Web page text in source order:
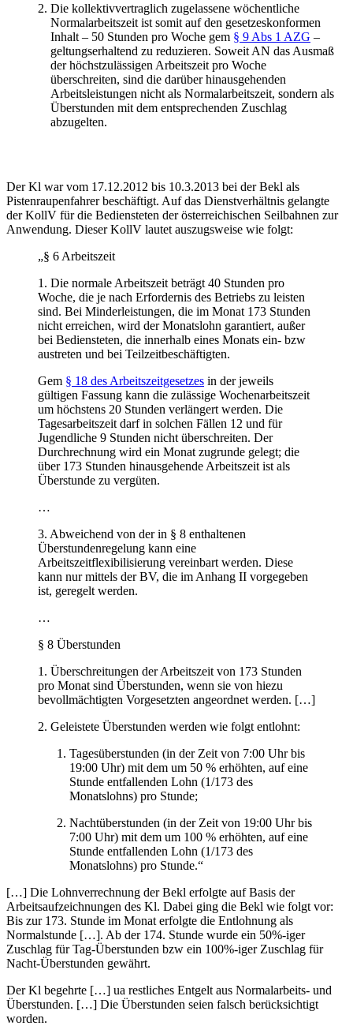
Die kollektivvertraglich zugelassene wöchentliche
Normalarbeitszeit ist somit auf den gesetzeskonformen
Inhalt – 50 Stunden pro Woche gem § 9 Abs 1 AZG –
geltungserhaltend zu reduzieren. Soweit AN das Ausmaß
der höchstzulässigen Arbeitszeit pro Woche
überschreiten, sind die darüber hinausgehenden
Arbeitsleistungen nicht als Normalarbeitszeit, sondern als
Überstunden mit dem entsprechenden Zuschlag
abzugelten.
Der Kl war vom 17.12.2012 bis 10.3.2013 bei der Bekl als
Pistenraupenfahrer beschäftigt. Auf das Dienstverhältnis gelangte
der KollV für die Bediensteten der österreichischen Seilbahnen zur
Anwendung. Dieser KollV lautet auszugsweise wie folgt:
„§ 6 Arbeitszeit
1. Die normale Arbeitszeit beträgt 40 Stunden pro
Woche, die je nach Erfordernis des Betriebs zu leisten
sind. Bei Minderleistungen, die im Monat 173 Stunden
nicht erreichen, wird der Monatslohn garantiert, außer
bei Bediensteten, die innerhalb eines Monats ein- bzw
austreten und bei Teilzeitbeschäftigten.
Gem § 18 des Arbeitszeitgesetzes in der jeweils
gültigen Fassung kann die zulässige Wochenarbeitszeit
um höchstens 20 Stunden verlängert werden. Die
Tagesarbeitszeit darf in solchen Fällen 12 und für
Jugendliche 9 Stunden nicht überschreiten. Der
Durchrechnung wird ein Monat zugrunde gelegt; die
über 173 Stunden hinausgehende Arbeitszeit ist als
Überstunde zu vergüten.
…
3. Abweichend von der in § 8 enthaltenen
Überstundenregelung kann eine
Arbeitszeitflexibilisierung vereinbart werden. Diese
kann nur mittels der BV, die im Anhang II vorgegeben
ist, geregelt werden.
…
§ 8 Überstunden
1. Überschreitungen der Arbeitszeit von 173 Stunden
pro Monat sind Überstunden, wenn sie von hiezu
bevollmächtigten Vorgesetzten angeordnet werden. […]
2. Geleistete Überstunden werden wie folgt entlohnt:
Tagesüberstunden (in der Zeit von 7:00 Uhr bis
19:00 Uhr) mit dem um 50 % erhöhten, auf eine
Stunde entfallenden Lohn (1/173 des
Monatslohns) pro Stunde;
Nachtüberstunden (in der Zeit von 19:00 Uhr bis
7:00 Uhr) mit dem um 100 % erhöhten, auf eine
Stunde entfallenden Lohn (1/173 des
Monatslohns) pro Stunde.“
[…] Die Lohnverrechnung der Bekl erfolgte auf Basis der
Arbeitsaufzeichnungen des Kl. Dabei ging die Bekl wie folgt vor:
Bis zur 173. Stunde im Monat erfolgte die Entlohnung als
Normalstunde […]. Ab der 174. Stunde wurde ein 50%-iger
Zuschlag für Tag-Überstunden bzw ein 100%-iger Zuschlag für
Nacht-Überstunden gewährt.
Der Kl begehrte […] ua restliches Entgelt aus Normalarbeits- und
Überstunden. […] Die Überstunden seien falsch berücksichtigt
worden.